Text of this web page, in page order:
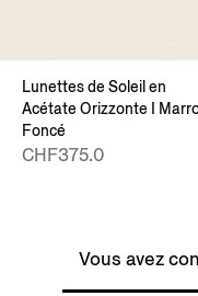
Lunettes de Soleil en
Acétate Orizzonte I
Foncé
CHF375.0
Vous avez